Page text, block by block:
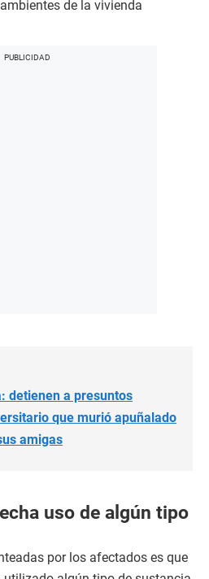
de la vivienda
detienen a presuntos
que murió apuñalado
amigas
uso de algún tipo
por los afectados es que